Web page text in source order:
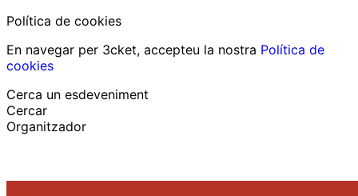
Política de cookies
En navegar per 3cket, accepteu la nostra Política de
cookies
Cerca un esdeveniment
Cercar
Organitzador
Català